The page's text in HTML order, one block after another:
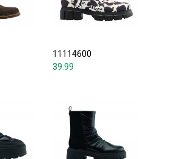
11114600
39.99